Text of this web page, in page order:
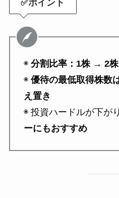
✅ポイント
◉ 分割比率：1株 → 2株
◉ 優待の最低取得株数
え置き
◉ 投資ハードルが下がり
ーにもおすすめ